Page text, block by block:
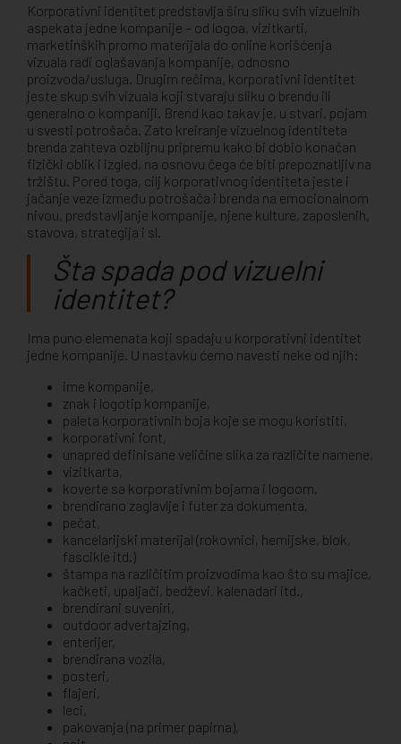
Korporativni identitet predstavlja širu sliku svih vizuelnih
aspekata jedne kompanije – od logoa, vizitkarti,
marketinških promo materijala do online korišćenja
vizuala radi oglašavanja kompanije, odnosno
proizvoda/usluga. Drugim rečima, korporativni identitet
jeste skup svih vizuala koji stvaraju sliku o brendu ili
generalno o kompaniji. Brend kao takav je, u stvari, pojam
u svesti potrošača. Zato kreiranje vizuelnog identiteta
brenda zahteva ozbiljnu pripremu kako bi dobio konačan
fizički oblik i izgled, na osnovu čega će biti prepoznatljiv na
tržištu. Pored toga, cilj korporativnog identiteta jeste i
jačanje veze između potrošača i brenda na emocionalnom
nivou, predstavljanje kompanije, njene kulture, zaposlenih,
stavova, strategija i sl.
Šta spada pod vizuelni
identitet?
Ima puno elemenata koji spadaju u korporativni identitet
jedne kompanije. U nastavku ćemo navesti neke od njih:
ime kompanije,
znak i logotip kompanije,
paleta korporativnih boja koje se mogu koristiti,
korporativni font,
unapred definisane veličine slika za različite namene,
vizitkarta,
koverte sa korporativnim bojama i logoom,
brendirano zaglavlje i futer za dokumenta,
pečat,
kancelarijski materijal (rokovnici, hemijske, blok,
fascikle itd.)
štampa na različitim proizvodima kao što su majice,
kačketi, upaljači, bedževi, kalenadari itd.,
brendirani suveniri,
outdoor advertajzing,
enterijer,
brendirana vozila,
posteri,
flajeri,
leci,
pakovanja (na primer papirna),